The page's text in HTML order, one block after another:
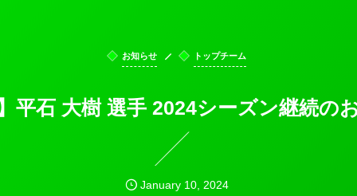
お知らせ トップチーム
平石 大樹 選手 2024シーズン継続の
January 10, 2024